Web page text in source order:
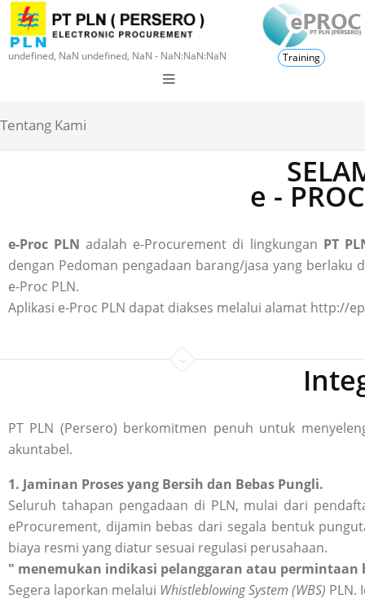
undefined, NaN undefined, NaN - NaN:NaN:NaN Training
Tentang Kami
e -
e-Proc PLN adalah e-Procurement di lingkungan PT
dengan Pedoman pengadaan barang/jasa yang berlaku
e-Proc PLN.
Aplikasi e-Proc PLN dapat diakses melalui alamat http://
PT PLN (Persero) berkomitmen penuh untuk
akuntabel.
1. Jaminan Proses yang Bersih dan Bebas Pungli.
Seluruh tahapan pengadaan di PLN, mulai dari
eProcurement, dijamin bebas dari segala bentuk
biaya resmi yang diatur sesuai regulasi perusahaan.
" menemukan indikasi pelanggaran atau permintaan
Segera laporkan melalui Whistleblowing System (WBS) PLN.